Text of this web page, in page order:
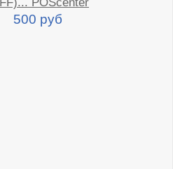
500 руб